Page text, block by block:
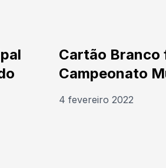
Cartão Branco
Campeonato
4 fevereiro 2022